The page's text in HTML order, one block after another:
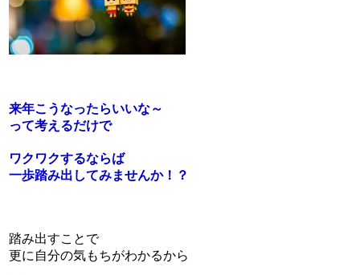
来年こうなったらいいな～
って考えるだけで
ワクワクするならば
一歩踏み出してみませんか！？
踏み出すことで
更に自分の気もちがわかるから